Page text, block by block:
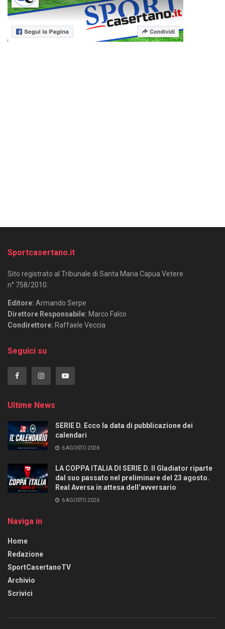
Sportcasertano.it
Sito registrato al Tribunale di Santa Maria Capua Vetere
n° 758/2010.
Editore: Armando Serpe
Direttore Responsabile: Marco Falco
Condirettore: Raffaele Veccia
Seguici su
Ultime News
SERIE D. Ecco la data di pubblicazione dei
calendari
6 AGOSTO 2026
LA COPPA ITALIA DI SERIE D. Il Gladiator riparte
dal suo passato nel preliminare del 23 agosto.
Real Aversa in attesa dell’avversario
6 AGOSTO 2026
Naviga in
Home
Redazione
SportCasertanoTV
Archivio
Scrivici